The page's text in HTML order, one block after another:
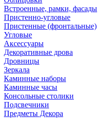
Встроенные, рамки, фасады
Пристенно-угловые
Пристенные (фронтальные)
Угловые
Аксессуары
Декоративные дрова
Дровницы
Зеркала
Каминные наборы
Каминные часы
Консольные столики
Подсвечники
Предметы Декора